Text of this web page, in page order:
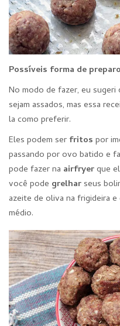
Possíveis forma de
No modo de fazer, eu
sejam assados, mas essa
la como preferir.
Eles podem ser fritos por
passando por ovo batido e
pode fazer na airfryerque
você pode grelharseus
azeite de oliva na frigideira
médio.